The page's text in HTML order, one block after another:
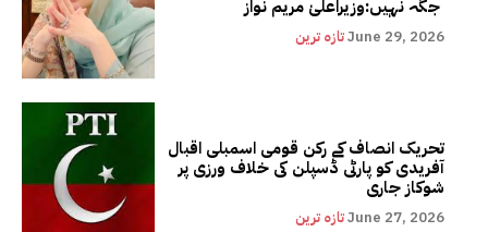
تازہ ترینJune 29, 2026
تحریک انصاف کے رکن قومی اسمبلی اقبال
آفریدی کو پارٹی ڈسپلن کی خلاف ورزی پر
شوکاز جاری
تازہ ترینJune 27, 2026